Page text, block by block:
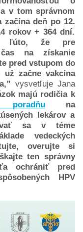
v tom správnom
začína deň po 12.
rokov + 364 dní.
ľúto, že pre
čas na získanie
pred vstupom do
už začne vakcína
vysvetľuje Jana
majú rodičia k
poradňu na
lekárov a
sa v téme
vedeckých
overujte si
ten správny
ochrániť pred
HPV